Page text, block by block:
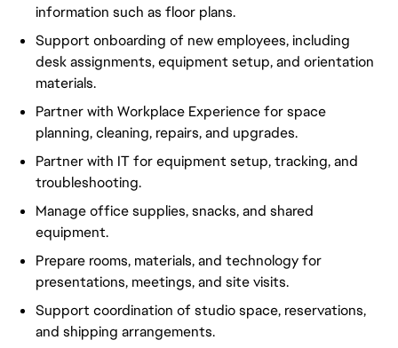
information such as floor plans.
Support onboarding of new employees, including
desk assignments, equipment setup, and orientation
materials.
Partner with Workplace Experience for space
planning, cleaning, repairs, and upgrades.
Partner with IT for equipment setup, tracking, and
troubleshooting.
Manage office supplies, snacks, and shared
equipment.
Prepare rooms, materials, and technology for
presentations, meetings, and site visits.
Support coordination of studio space, reservations,
and shipping arrangements.